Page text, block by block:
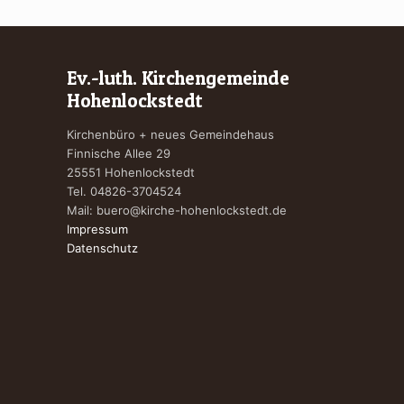
Ev.-luth. Kirchengemeinde
Hohenlockstedt
Kirchenbüro + neues Gemeindehaus
Finnische Allee 29
25551 Hohenlockstedt
Tel. 04826-3704524
Mail: buero@kirche-hohenlockstedt.de
Impressum
Datenschutz